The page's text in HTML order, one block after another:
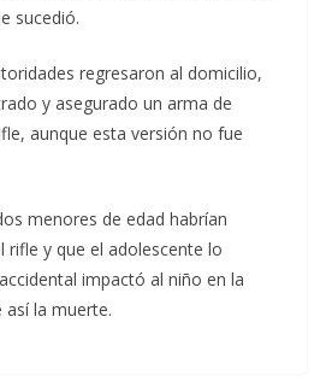
sucedió.
regresaron al domicilio,
y asegurado un arma de
aunque esta versión no fue
menores de edad habrían
y que el adolescente lo
impactó al niño en la
la muerte.